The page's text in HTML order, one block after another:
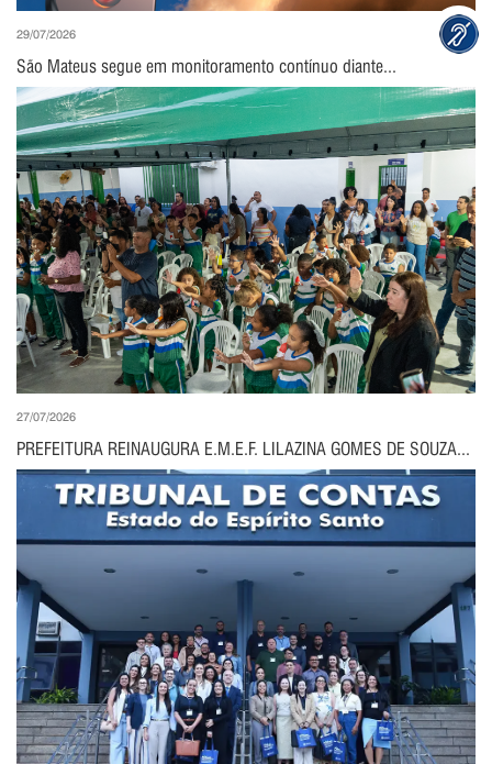
29/07/2026
São Mateus segue em monitoramento contínuo diante...
27/07/2026
PREFEITURA REINAUGURA E.M.E.F. LILAZINA GOMES DE SOUZA...